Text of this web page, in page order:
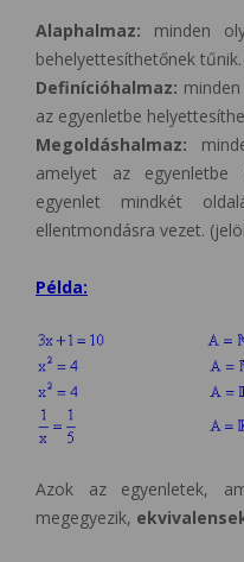
Alaphalmaz: minden
behelyettesíthetőnek
Definícióhalmaz:
az egyenletbe
Megoldáshalmaz:
amelyet az egyenletbe
egyenlet mindkét
ellentmondásra vezet.
Példa:
Azok az egyenletek,
megegyezik,